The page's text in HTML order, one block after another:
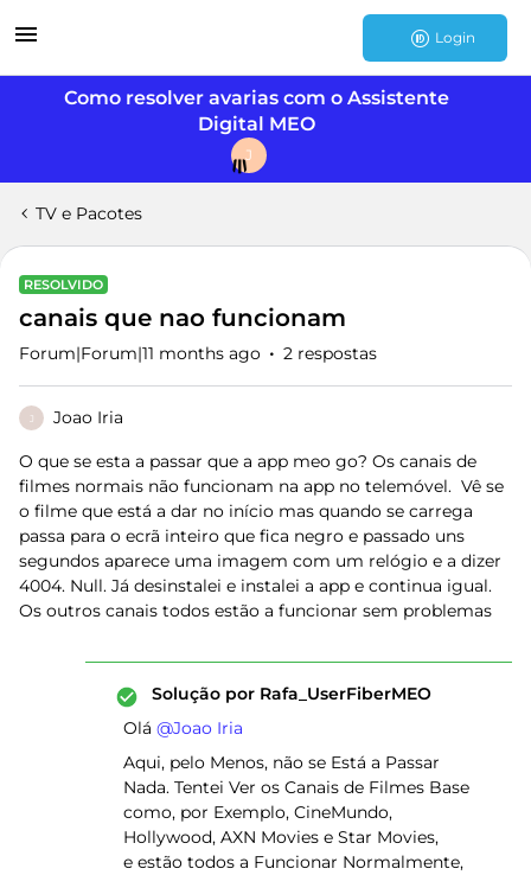
Login
Como resolver avarias com o Assistente
Digital MEO
J
TV e Pacotes
RESOLVIDO
canais que nao funcionam
Forum|Forum|11 months ago 2 respostas
J Joao Iria
O que se esta a passar que a app meo go? Os canais de
filmes normais não funcionam na app no telemóvel. Vê se
o filme que está a dar no início mas quando se carrega
passa para o ecrã inteiro que fica negro e passado uns
segundos aparece uma imagem com um relógio e a dizer
4004. Null. Já desinstalei e instalei a app e continua igual.
Os outros canais todos estão a funcionar sem problemas
Solução por Rafa_UserFiberMEO
Olá ​ @Joao Iria
Aqui, pelo Menos, não se Está a Passar
Nada. Tentei Ver os Canais de Filmes Base
como, por Exemplo, CineMundo,
Hollywood, AXN Movies e Star Movies,
e estão todos a Funcionar Normalmente,